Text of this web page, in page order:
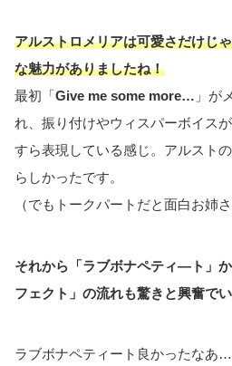
アルストロメリアは可愛さだけじ
な魅力がありましたね！
最初「Give me some more… 」が
れ、振り付けやウィスパーボイス
すら表現している感じ。アルスト
らしかったです。
（でもトークパートだと面白お姉さ
それから「ラブボナペティ―ト」
フェクト」の流れも驚きと興奮で
ラブボナペティート良かったなあ